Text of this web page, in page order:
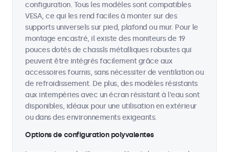
configuration. Tous les modèles sont compatibles
VESA, ce qui les rend faciles à monter sur des
supports universels sur pied, plafond ou mur. Pour le
montage encastré, il existe des moniteurs de 19
pouces dotés de chassîs métalliques robustes qui
peuvent être intégrés facilement grâce aux
accessoires fournis, sans nécessiter de ventilation ou
de refroidissement. De plus, des modèles résistants
aux intempéries avec un écran résistant à l'eau sont
disponibles, idéaux pour une utilisation en extérieur
ou dans des environnements exigeants.
Options de configuration polyvalentes